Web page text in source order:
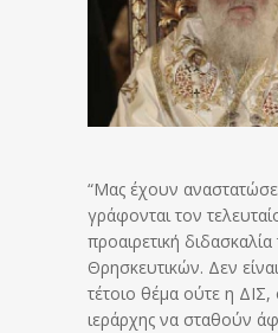
“Μας έχουν
γράφονται τον
προαιρετική
Θρησκευτικών. Δεν
τέτοιο θέμα ούτε η ΔΙΣ,
ιεράρχης να σταθούν